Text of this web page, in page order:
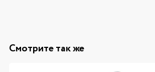
Смотрите так же